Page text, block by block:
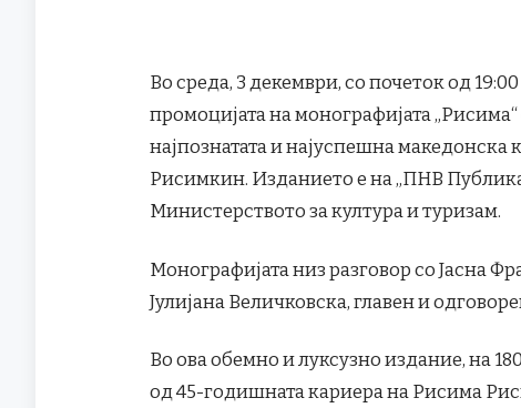
Во среда, 3 декември, со почеток од
промоцијата на монографијата
најпознатата и најуспешна
Рисимкин. Изданието е на „ПНВ
Министерството за култура и туризам.
Монографијата низ разговор со Јасна
Јулијана Величковска, главен и
Во ова обемно и луксузно издание, на
од 45-годишната кариера на Рисима